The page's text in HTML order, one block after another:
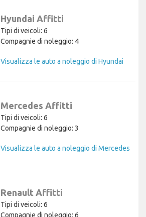
Hyundai Affitti
Tipi di veicoli: 6
Compagnie di noleggio: 4
Visualizza le auto a noleggio di Hyundai
Mercedes Affitti
Tipi di veicoli: 6
Compagnie di noleggio: 3
Visualizza le auto a noleggio di Mercedes
Renault Affitti
Tipi di veicoli: 6
Compagnie di noleggio: 6